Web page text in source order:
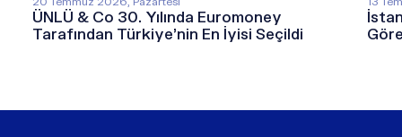
ÜNLÜ & Co 30. Yılında Euromoney
Tarafından Türkiye’nin En İyisi Seçildi